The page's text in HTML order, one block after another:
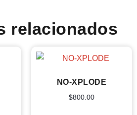
relacionados
NO-XPLODE
$800.00